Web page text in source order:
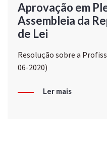
Aprovação em
Assembleia da
de Lei
Resolução sobre a
06-2020)
Ler mais